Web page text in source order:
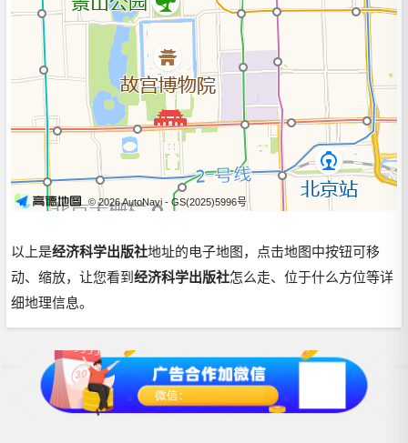
© 2026 AutoNavi - GS(2025)5996号
以上是经济科学出版社地址的电子地图，点击地图中按钮可移
动、缩放，让您看到经济科学出版社怎么走、位于什么方位等详
细地理信息。